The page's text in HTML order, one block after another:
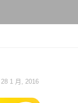
28 1 月, 2016